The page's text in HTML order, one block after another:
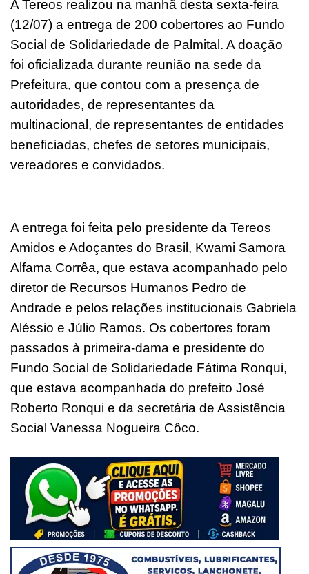
A Tereos realizou na manhã desta sexta-feira
(12/07) a entrega de 200 cobertores ao Fundo
Social de Solidariedade de Palmital. A doação
foi oficializada durante reunião na sede da
Prefeitura, que contou com a presença de
autoridades, de representantes da
multinacional, de representantes de entidades
beneficiadas, chefes de setores municipais,
vereadores e convidados.
A entrega foi feita pelo presidente da Tereos
Amidos e Adoçantes do Brasil, Kwami Samora
Alfama Corrêa, que estava acompanhado pelo
diretor de Recursos Humanos Pedro de
Andrade e pelos relações institucionais Gabriela
Aléssio e Júlio Ramos. Os cobertores foram
passados à primeira-dama e presidente do
Fundo Social de Solidariedade Fátima Ronqui,
que estava acompanhada do prefeito José
Roberto Ronqui e da secretária de Assistência
Social Vanessa Nogueira Côco.